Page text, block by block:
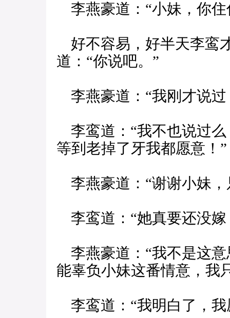
李燕豪道：“小妹，你住
好不容易，好半天李鸾
道：“你说吧。”
李燕豪道：“我刚才说
李鸾道：“我不也说过
等到老掉了牙我都愿意！”
李燕豪道：“谢谢小妹
李鸾道：“她真要还没嫁
李燕豪道：“我不是这
能辜负小妹这番情意，
李鸾道：“我明白了，